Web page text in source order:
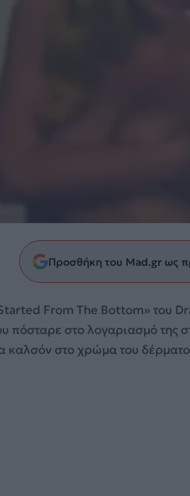
Προσθήκη του Mad.gr ως
From The Bottom» του
πόσταρε στο λογαριασμό της
καλσόν στο χρώμα του